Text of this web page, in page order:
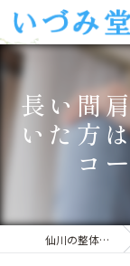
長い間
いた方
コ
仙川の整体ならいづみ堂整体院